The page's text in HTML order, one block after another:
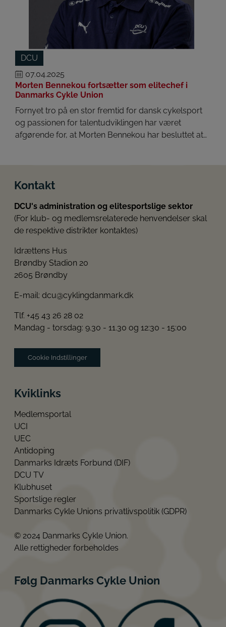
DCU
07.04.2025
Morten Bennekou fortsætter som elitechef i
Danmarks Cykle Union
Fornyet tro på en stor fremtid for dansk cykelsport
og passionen for talentudviklingen har været
afgørende for, at Morten Bennekou har besluttet at…
Kontakt
DCU's administration og elitesportslige sektor
(For klub- og medlemsrelaterede henvendelser skal
de respektive distrikter kontaktes)
Idrættens Hus
Brøndby Stadion 20
2605 Brøndby
E-mail: dcu@cyklingdanmark.dk
Tlf. +45 43 26 28 02
Mandag - torsdag: 9.30 - 11.30 og 12:30 - 15:00
Cookie Indstillinger
Kviklinks
Medlemsportal
UCI
UEC
Antidoping
Danmarks Idræts Forbund (DIF)
DCU TV
Klubhuset
Sportslige regler
Danmarks Cykle Unions privatlivspolitik (GDPR)
© 2024 Danmarks Cykle Union.
Alle rettigheder forbeholdes
Følg Danmarks Cykle Union